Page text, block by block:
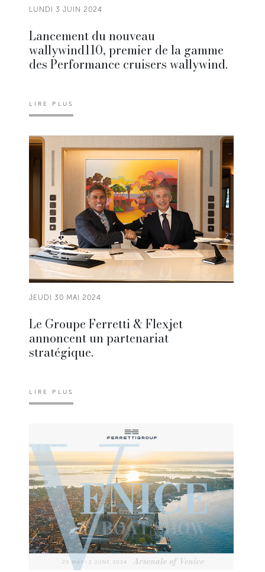
LUNDI 3 JUIN 2024
Lancement du nouveau
wallywind110, premier de la gamme
des Performance cruisers wallywind.
LIRE PLUS
JEUDI 30 MAI 2024
Le Groupe Ferretti & Flexjet
annoncent un partenariat
stratégique.
LIRE PLUS